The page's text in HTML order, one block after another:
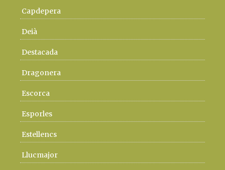
Capdepera
Deià
Destacada
Dragonera
Escorca
Esporles
Estellencs
Llucmajor